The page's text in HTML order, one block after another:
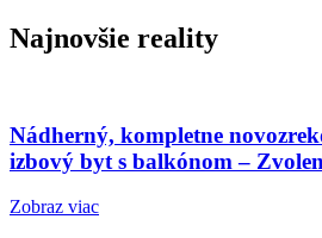
Najnovšie reality
Nádherný, kompletne
izbový byt s balkónom – Zvolen
Zobraz viac